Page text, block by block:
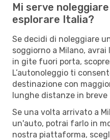
Mi serve
esplorare Italia?
Se decidi di noleggiare
soggiorno a Milano,
in gite fuori porta,
L’autonoleggio ti
destinazione con
lunghe distanze in breve
Se una volta arrivato a
un'auto, potrai farlo in
nostra piattaforma,